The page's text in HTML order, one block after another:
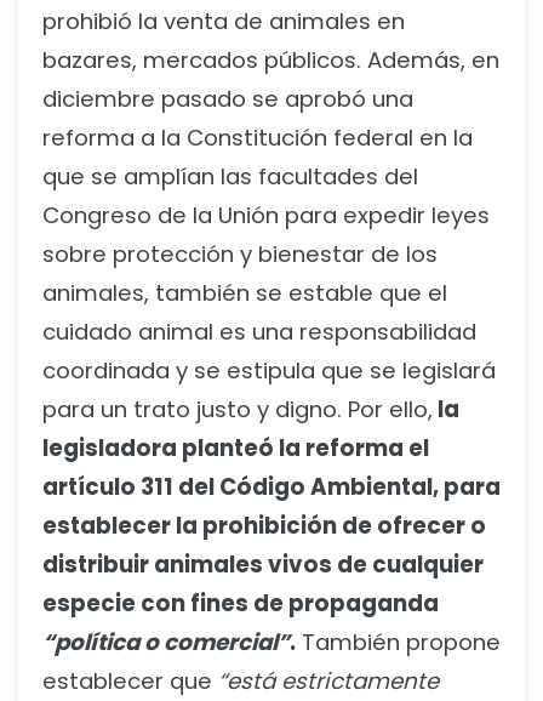
prohibió la venta de animales en
bazares, mercados públicos. Además, en
diciembre pasado se aprobó una
reforma a la Constitución federal en la
que se amplían las facultades del
Congreso de la Unión para expedir leyes
sobre protección y bienestar de los
animales, también se estable que el
cuidado animal es una responsabilidad
coordinada y se estipula que se legislará
para un trato justo y digno. Por ello, la
legisladora planteó la reforma el
artículo 311 del Código Ambiental, para
establecer la prohibición de ofrecer o
distribuir animales vivos de cualquier
especie con fines de propaganda
“política o comercial”. También propone
establecer que “está estrictamente